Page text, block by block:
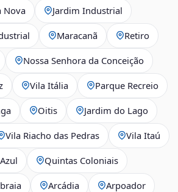
Nova Jardim Industrial
Maracanã Retiro
Nossa Senhora da Conceição
Vila Itália Parque Recreio
Oitis Jardim do Lago
Vila Riacho das Pedras Vila Itaú
Quintas Coloniais
Arcádia Arpoador